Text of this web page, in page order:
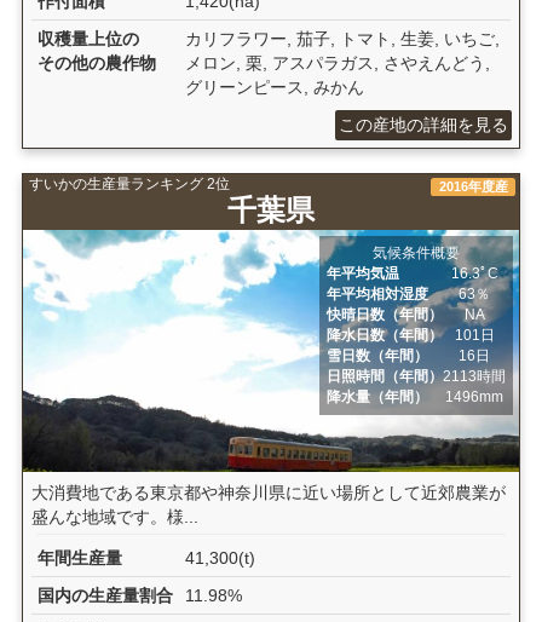
収穫量上位の
その他の農作物
カリフラワー, 茄子, トマト, 生姜, いちご,
メロン, 栗, アスパラガス, さやえんどう,
グリーンピース, みかん
この産地の詳細を見る
すいかの生産量ランキング 2位
千葉県
2016年度産
気候条件概要
年平均気温
16.3ﾟC
年平均相対湿度
63％
快晴日数（年間）
NA
降水日数（年間）
101日
雪日数（年間）
16日
日照時間（年間）2113時間
降水量（年間）
1496mm
大消費地である東京都や神奈川県に近い場所として近郊農業が
盛んな地域です。様...
年間生産量
41,300(t)
国内の生産量割合
11.98%